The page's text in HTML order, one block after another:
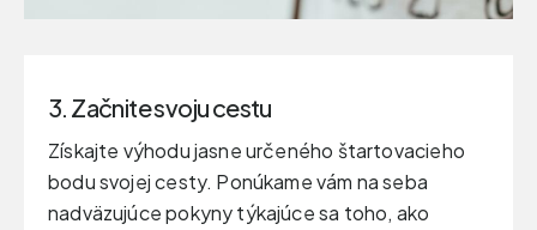
3. Začnite svoju cestu
Získajte výhodu jasne určeného štartovacieho
bodu svojej cesty. Ponúkame vám na seba
nadväzujúce pokyny týkajúce sa toho, ako